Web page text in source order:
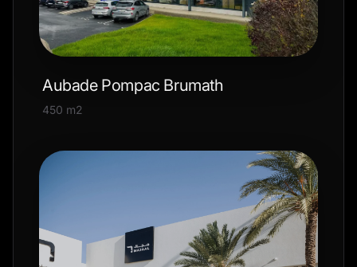
Aubade Pompac Brumath
450 m2